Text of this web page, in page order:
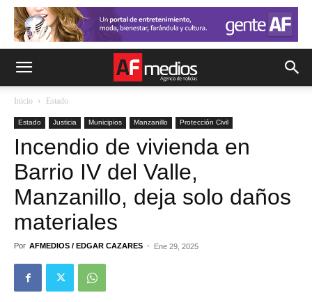
Inicio Estado
Estado Justicia Municipios Manzanillo Protección Civil
Incendio de vivienda en
Barrio IV del Valle,
Manzanillo, deja solo daños
materiales
Por AFMEDIOS / EDGAR CAZARES - Ene 29, 2025